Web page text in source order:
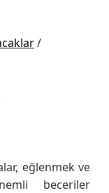
/
eğlenmek ve
beceriler